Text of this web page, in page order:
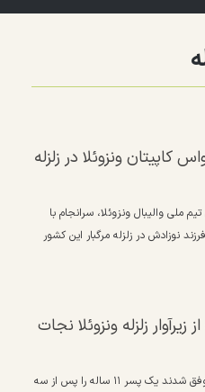
کاپیتان ونزوئلا در زلزله
ملی والیبال ونزوئلا، سرانجام با
نوزادش در زلزله مرگبار این کشور
از ۷۲ ساعت از زیرآوار زلزله ونزوئلا نجات
امدادگران در عملیات جست‌و‌جو و نجات موفق شدند یک پسر ۱۱ ساله را پس از سه